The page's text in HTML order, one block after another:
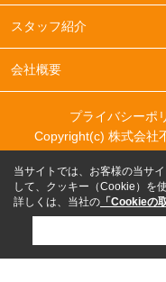
スタッフ紹介
会社概要
プライバシーポ
Copyright(c) 株式会社
当サイトでは、お客様の当サ
して、クッキー（Cookie）を
詳しくは、当社の 「Cookieの